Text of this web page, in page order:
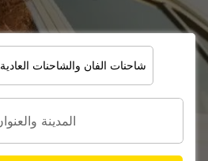
شاحنات الفان والشاحنات العادية